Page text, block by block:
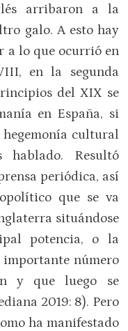
arribaron a la
galo. A esto hay
a lo que ocurrió en
en la segunda
del XIX se
en España, si
cultural
Resultó
periódica, así
que se va
situándose
potencia, o la
número
y que luego se
2019: 8). Pero
ha manifestado